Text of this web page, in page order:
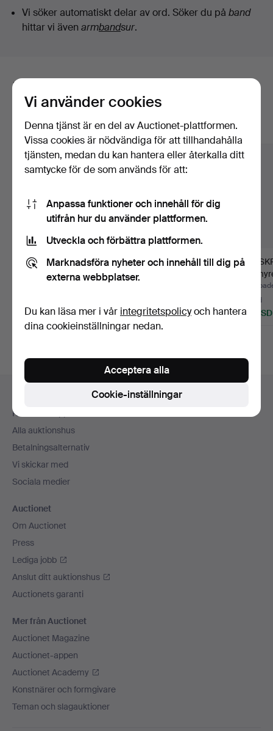
Vi söker automatiskt delar av ord. Söker du på band
hittar vi även armbandsur.
Här är föremål från vårt arkiv som
matchar din sökning
Visa alla föremål
TAKKRONA, rokokostil,
1900-tal, höjd exklu…
53 USD
TAKKRONA,
sengustaviansk stil,
48 USD
2 bud
37 USD
Sidfotsnavigation
Kontakta support
Alla auktionshus
Betalningsalternativ
Vi skickar med
Sociala medier
Auctionet
Om Auctionet
Press
Lediga jobb
Anslut ditt auktionshus
Auctionets garanti
Mer från Auctionet
Auctionet Magazine
Auctionet-appen
Auctionet Academy
Konstnärer och formgivare
Teman och slagauktioner
Vi använder cookies
Denna tjänst är en del av Auctionet-plattformen.
Vissa cookies är nödvändiga för att tillhandahålla
tjänsten, medan du kan hantera eller återkalla ditt
samtycke för de som används för att:
Anpassa funktioner och innehåll för dig
utifrån hur du använder plattformen.
Utveckla och förbättra plattformen.
Marknadsföra nyheter och innehåll till dig på
externa webbplatser.
Du kan läsa mer i vår integritetspolicyoch hantera
dina cookieinställningar nedan.
Cookie-inställningar
Acceptera alla